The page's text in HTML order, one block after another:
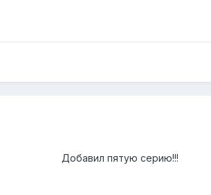
Добавил пятую серию!!!